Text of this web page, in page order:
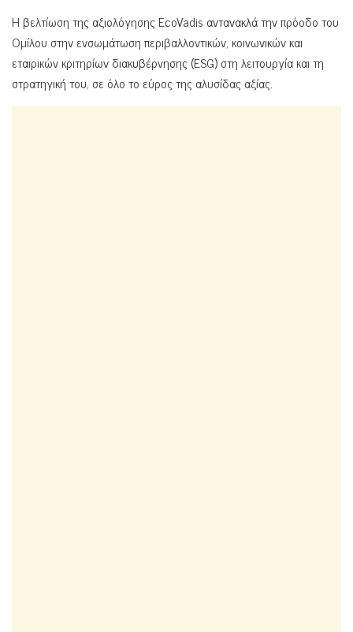
Η βελτίωση της αξιολόγησης EcoVadis αντανακλά την πρόοδο του
Ομίλου στην ενσωμάτωση περιβαλλοντικών, κοινωνικών και
εταιρικών κριτηρίων διακυβέρνησης (ESG) στη λειτουργία και τη
στρατηγική του, σε όλο το εύρος της αλυσίδας αξίας.